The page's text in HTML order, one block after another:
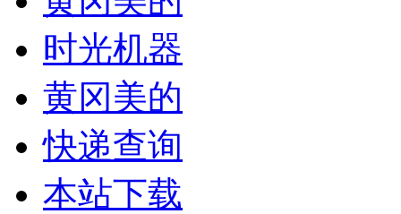
时光机器
黄冈美的
快递查询
本站下载